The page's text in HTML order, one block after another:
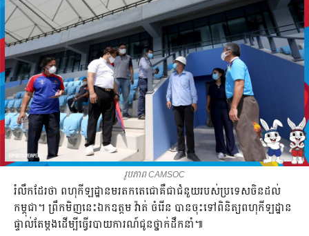
រូបភាព CAMSOC
រំលឹក​ដែរ​ថា​ ពហុ​កីឡដ្ឋាន​មរតកតេជោ​គឺ​ជា​ជំនួយ​របស់​ប្រទេស​ចិន​ដល់​
កម្ពុជា។​ ព្រឹក​មិញ​នេះ​ឯកឧត្ដម​ វ៉ាត់​ ចំរើន​ បាន​ចុះ​ទៅ​ពិនិត្យ​ពហុ​កីឡដ្ឋាន​
ផ្ទាល់​តែ​ម្ដង​ដើម្បី​ធ្វើ​របាយការណ៍​ជូន​ថ្នាក់​ដឹកនាំ៕​